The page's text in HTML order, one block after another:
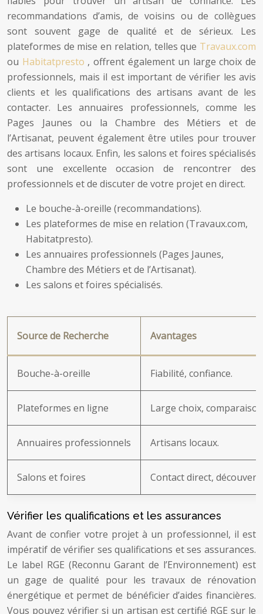
recommandations d’amis, de voisins ou de collègues
sont souvent gage de qualité et de sérieux. Les
plateformes de mise en relation, telles que Travaux.com
ou Habitatpresto , offrent également un large choix de
professionnels, mais il est important de vérifier les avis
clients et les qualifications des artisans avant de les
contacter. Les annuaires professionnels, comme les
Pages Jaunes ou la Chambre des Métiers et de
l’Artisanat, peuvent également être utiles pour trouver
des artisans locaux. Enfin, les salons et foires spécialisés
sont une excellente occasion de rencontrer des
professionnels et de discuter de votre projet en direct.
Le bouche-à-oreille (recommandations).
Les plateformes de mise en relation (Travaux.com,
Habitatpresto).
Les annuaires professionnels (Pages Jaunes,
Chambre des Métiers et de l’Artisanat).
Les salons et foires spécialisés.
Source de Recherche Avantages
Bouche-à-oreille Fiabilité, confiance.
Plateformes en ligne Large choix,
Annuaires professionnels Artisans locaux.
Salons et foires Contact direct,
Vérifier les qualifications et les assurances
Avant de confier votre projet à un professionnel, il est
impératif de vérifier ses qualifications et ses assurances.
Le label RGE (Reconnu Garant de l’Environnement) est
un gage de qualité pour les travaux de rénovation
énergétique et permet de bénéficier d’aides financières.
Vous pouvez vérifier si un artisan est certifié RGE sur le